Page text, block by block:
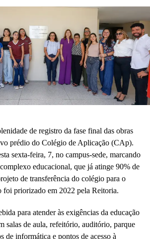
de registro da fase final das obras
prédio do Colégio de Aplicação (CAp).
sexta-feira, 7, no campus-sede, marcando
educacional, que já atinge 90% de
de transferência do colégio para o
foi priorizado em 2022 pela Reitoria.
para atender às exigências da educação
salas de aula, refeitório, auditório, parque
de informática e pontos de acesso à